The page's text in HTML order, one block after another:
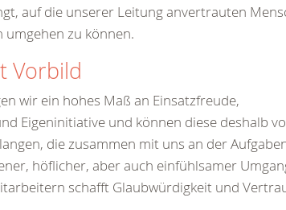
auf die unserer Leitung anvertrauten
zu können.
Vorbild
wir ein hohes Maß an Einsatzfreude,
Eigeninitiative und können diese deshalb
die zusammen mit uns an der
höflicher, aber auch einfühlsamer
schafft Glaubwürdigkeit und